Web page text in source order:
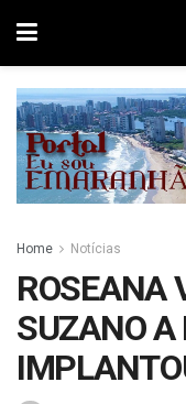
Home Notícias
ROSEANA
SUZANO A